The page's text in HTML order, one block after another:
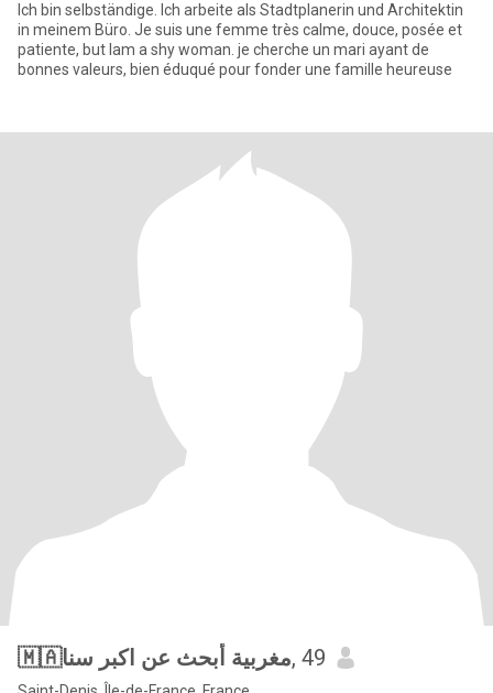
Ich bin selbständige. Ich arbeite als Stadtplanerin und Architektin
in meinem Büro. Je suis une femme très calme, douce, posée et
patiente, but Iam a shy woman. je cherche un mari ayant de
bonnes valeurs, bien éduqué pour fonder une famille heureuse
🇲🇦مغربية أبحث عن اكبر سنا, 49